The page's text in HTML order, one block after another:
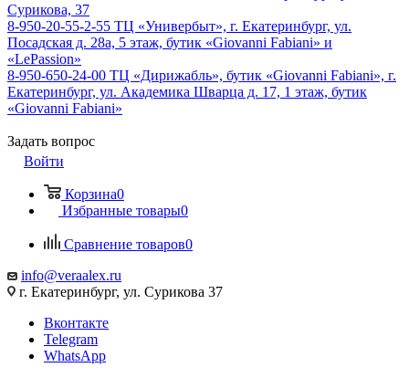
Сурикова, 37
8-950-20-55-2-55 ТЦ «Универбыт», г. Екатеринбург, ул.
Посадская д. 28а, 5 этаж, бутик «Giovanni Fabiani» и
«LePassion»
8-950-650-24-00 ТЦ «Дирижабль», бутик «Giovanni Fabiani», г.
Екатеринбург, ул. Академика Шварца д. 17, 1 этаж, бутик
«Giovanni Fabiani»
Задать вопрос
Войти
Корзина0
Избранные товары0
Сравнение товаров0
info@veraalex.ru
г. Екатеринбург, ул. Сурикова 37
Вконтакте
Telegram
WhatsApp